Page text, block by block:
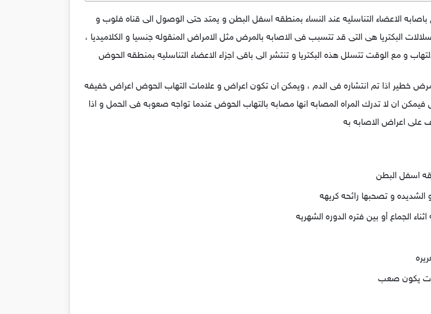
الاعضاء التناسليه عند النساء بمنطقه اسفل البطن و يمتد حتى الوصول الى قناه فلوب و
البكتريا هى التى قد تتسبب فى الاصابه بالمرض مثل الامراض المنقوله جنسيا و الكلاميديا ،
و مع الوقت تتسلل هذه البكتريا و تنتشر الى باقى اجزاء الاعضاء التناسليه بمنطقه الحوض
خطير اذا تم انتشاره فى الدم ، ويمكن ان تكون اعراض و علامات التهاب الحوض اعراض خفيفه
ان لا تدرك المراه المصابه انها مصابه بالتهاب الحوض عندما تواجه صعوبه فى الحمل و اذا
على اعراض الاصابه به
اسفل البطن
الشديده و تصحبها رائحه كريهه
الجماع أو بين فتره الدوره الشهريه
يكون صعب